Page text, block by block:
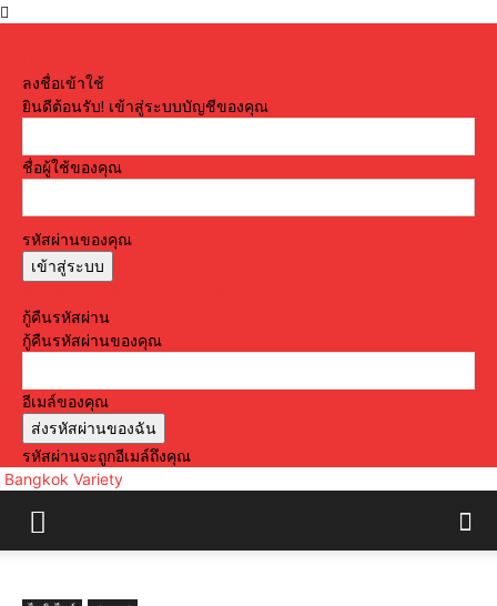
ลงชื่อเข้าใช้
ยินดีต้อนรับ! เข้าสู่ระบบบัญชีของคุณ
ชื่อผู้ใช้ของคุณ
รหัสผ่านของคุณ
กู้คืนรหัสผ่าน
กู้คืนรหัสผ่านของคุณ
อีเมล์ของคุณ
รหัสผ่านจะถูกอีเมล์ถึงคุณ
Bangkok Variety